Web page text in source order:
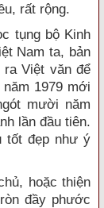
rất rộng.
tụng bộ Kinh
Nam ta, bản
ra Việt văn để
1979 mới
mười năm
lần đầu tiên.
tốt đẹp như ý
hoặc thiện
đầy phước